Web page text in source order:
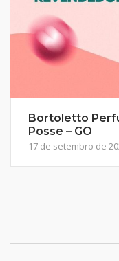
Bortoletto
Posse – GO
17 de setembro de